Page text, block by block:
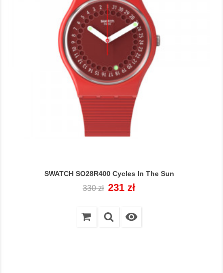
SWATCH SO28R400 Cycles In The Sun
Cena
330 zł Cena
231 zł
